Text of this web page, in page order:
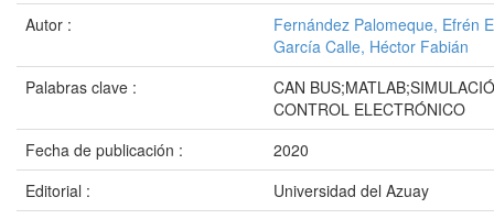
Autor :
Fernández Palomeque, Efrén
García Calle, Héctor Fabián
Palabras clave :
CAN
CONTROL ELECTRÓNICO
Fecha de publicación :
2020
Editorial :
Universidad del Azuay